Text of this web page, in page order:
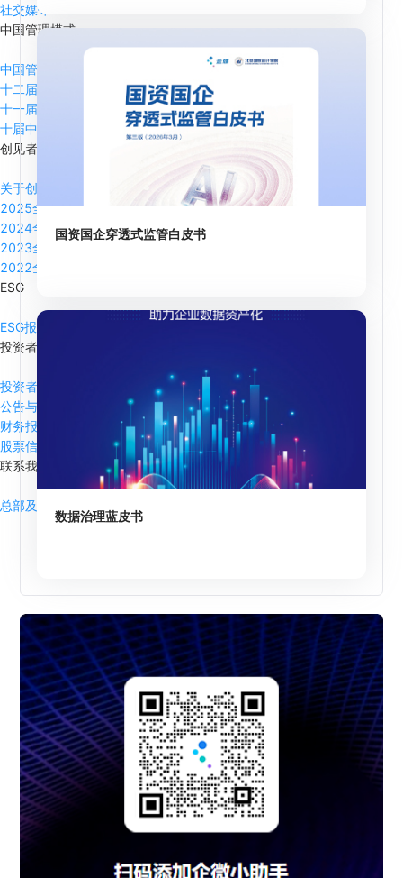
社交媒体
中国管理模式
中国管理模式杰出奖
十二届中国管理全球论坛
十一届中国管理全球论坛
十届中国管理全球论坛
创见者大会
关于创见者
2025全球创见者大会
2024全球创见者大会
2023全球创见者大会
2022全球创见者大会
ESG
ESG报告
投资者关系
投资者关系主页
公告与通函
财务报告
股票信息
联系我们
总部及分支机构
国资国企穿透式监管白皮书
数据治理蓝皮书